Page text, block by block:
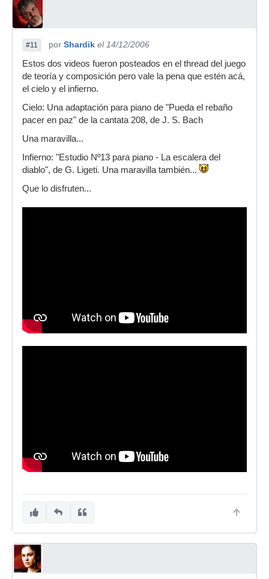
#11 por Shardik el 14/12/2006
Estos dos videos fueron posteados en el thread del juego
de teoría y composición pero vale la pena que estén acá,
el cielo y el infierno.
Cielo: Una adaptación para piano de "Pueda el rebaño
pacer en paz" de la cantata 208, de J. S. Bach
Una maravilla...
Infierno: "Estudio Nº13 para piano - La escalera del
diablo", de G. Ligeti. Una maravilla también...
Que lo disfruten...